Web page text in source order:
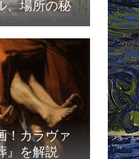
、場所の秘
！カラヴァ
』を解説